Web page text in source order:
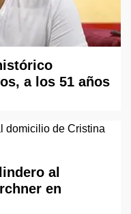
a los 51 años
al
en